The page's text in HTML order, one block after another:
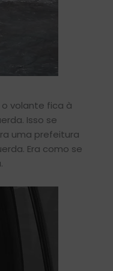
o volante fica à
Isso se
uma prefeitura
Era como se